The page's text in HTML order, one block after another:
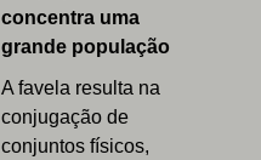
concentra uma
grande população
A favela resulta na
conjugação de
conjuntos físicos,